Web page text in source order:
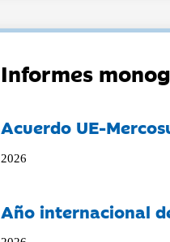
Informes
Acuerdo UE-
2026
Año internacional